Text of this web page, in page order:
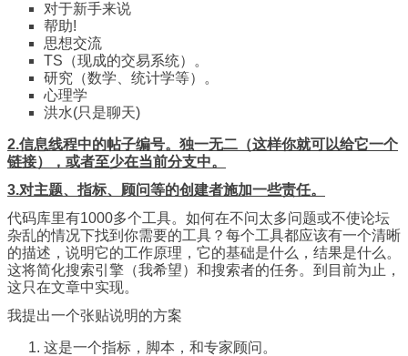
对于新手来说
帮助!
思想交流
TS（现成的交易系统）。
研究（数学、统计学等）。
心理学
洪水(只是聊天)
2.信息线程中的帖子编号。独一无二（这样你就可以给它一个
链接），或者至少在当前分支中。
3.对主题、指标、顾问等的创建者施加一些责任。
代码库里有1000多个工具。如何在不问太多问题或不使论坛
杂乱的情况下找到你需要的工具？每个工具都应该有一个清晰
的描述，说明它的工作原理，它的基础是什么，结果是什么。
这将简化搜索引擎（我希望）和搜索者的任务。到目前为止，
这只在文章中实现。
我提出一个张贴说明的方案
这是一个指标，脚本，和专家顾问。